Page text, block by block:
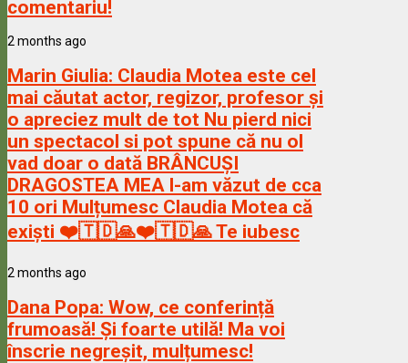
comentariu!
2 months ago
Marin Giulia: Claudia Motea este cel
mai căutat actor, regizor, profesor și
o apreciez mult de tot Nu pierd nici
un spectacol si pot spune că nu ol
vad doar o dată BRÂNCUȘI
DRAGOSTEA MEA l-am văzut de cca
10 ori Mulțumesc Claudia Motea că
exiști ❤️🇹🇩🙏❤️🇹🇩🙏 Te iubesc
2 months ago
Dana Popa: Wow, ce conferință
frumoasă! Și foarte utilă! Ma voi
înscrie negreșit, mulțumesc!